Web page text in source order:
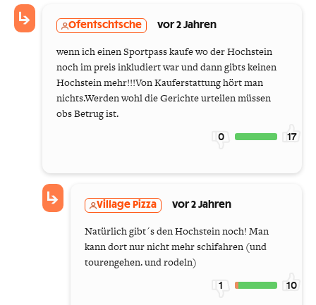
Ofentschtsche vor 2 Jahren
wenn ich einen Sportpass kaufe wo der Hochstein
noch im preis inkludiert war und dann gibts keinen
Hochstein mehr!!!Von Kauferstattung hört man
nichts.Werden wohl die Gerichte urteilen müssen
obs Betrug ist.
0 17
Village Pizza vor 2 Jahren
Natürlich gibt´s den Hochstein noch! Man
kann dort nur nicht mehr schifahren (und
tourengehen. und rodeln)
1 10